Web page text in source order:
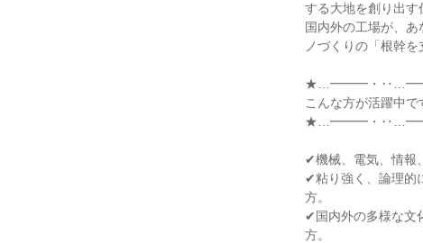
する大地を創り出す
国内外の工場が、
ノづくりの「根幹
★…━━━・
こんな方が活躍中で
★…━━━・
✔機械、電気、情報
✔粘り強く、論理的
方。
✔国内外の多様な文
方。